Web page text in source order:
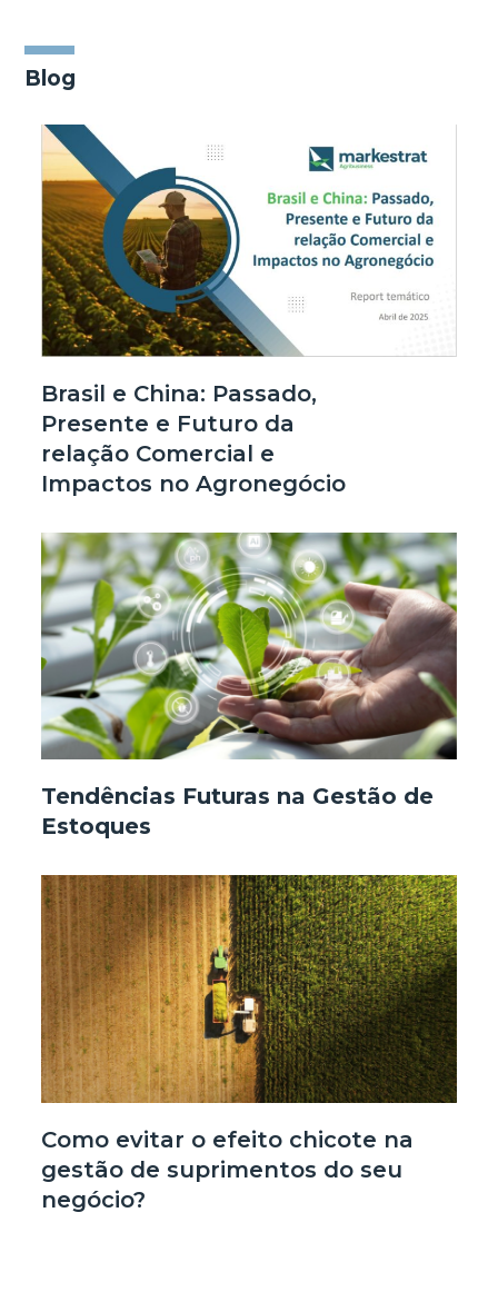
Blog
Brasil e China: Passado,
Presente e Futuro da
relação Comercial e
Impactos no Agronegócio
Tendências Futuras na Gestão de
Estoques
Como evitar o efeito chicote na
gestão de suprimentos do seu
negócio?